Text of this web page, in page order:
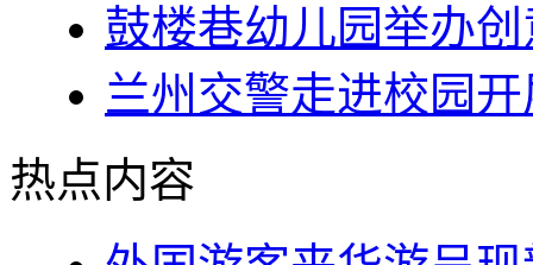
鼓楼巷幼儿园举办
兰州交警走进校园
热点内容